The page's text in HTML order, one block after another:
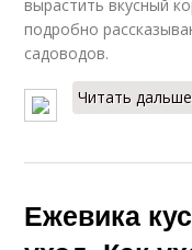
вырастить вкусный
подробно
садоводов.
Читать
Ежевика